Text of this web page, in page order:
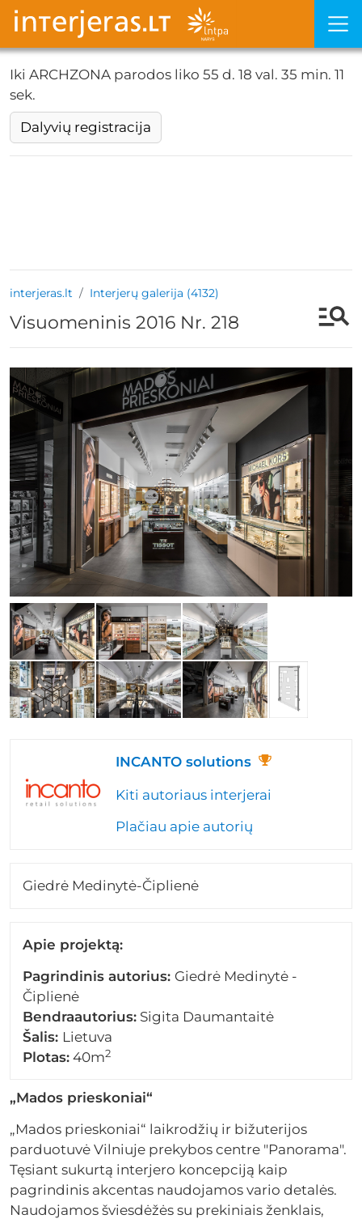
Iki ARCHZONA parodos liko 55 d. 18 val. 35 min. 11
sek.
Dalyvių registracija
interjeras.lt Interjerų galerija (4132)
Visuomeninis 2016 Nr. 218
INCANTO solutions
Kiti autoriaus interjerai
Plačiau apie autorių
Giedrė Medinytė-Čiplienė
Apie projektą:
Pagrindinis autorius: Giedrė Medinytė -
Čiplienė
Bendraautorius: Sigita Daumantaitė
Šalis: Lietuva
Plotas: 40m2
„Mados prieskoniai“
„Mados prieskoniai“ laikrodžių ir bižuterijos
parduotuvė Vilniuje prekybos centre "Panorama".
Tęsiant sukurtą interjero koncepciją kaip
pagrindinis akcentas naudojamos vario detalės.
Naudojamos šviesdėžės su prekiniais ženklais,